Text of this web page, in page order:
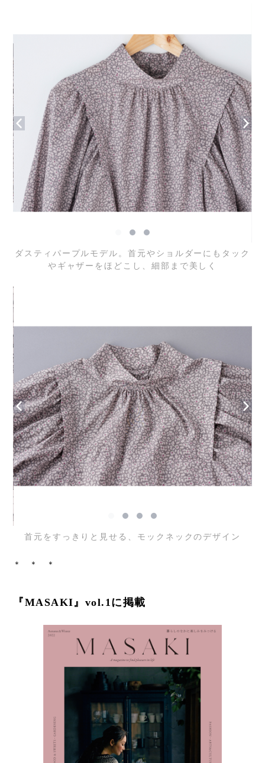
ダスティパープルモデル。首元やショルダーにもタック
やギャザーをほどこし、細部まで美しく
首元をすっきりと見せる、モックネックのデザイン
＊ ＊ ＊
『MASAKI』vol.1に掲載